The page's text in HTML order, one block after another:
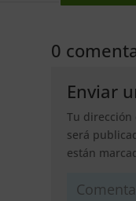
0
Enviar
Tu dirección
será
están